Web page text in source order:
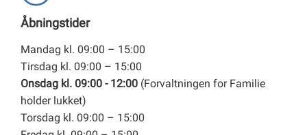
Åbningstider
Mandag kl. 09:00 – 15:00
Tirsdag kl. 09:00 – 15:00
Onsdag kl. 09:00 - 12:00 (Forvaltningen for Familie
holder lukket)
Torsdag kl. 09:00 – 15:00